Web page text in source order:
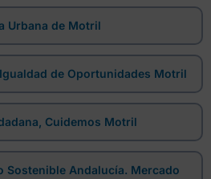
Urbana de Motril
de Oportunidades Motril
Cuidemos Motril
Sostenible Andalucía. Mercado